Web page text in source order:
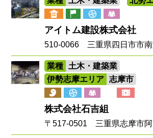
アイトム建設株式会社
510-0066 三重県四日市市南
業種
土木・建築業
伊勢志摩エリア
志摩市
株式会社石吉組
〒517-0501 三重県志摩市